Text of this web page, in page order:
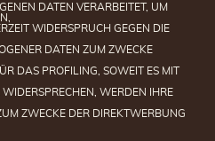
DATEN VERARBEITET, UM
WIDERSPRUCH GEGEN DIE
DATEN ZUM ZWECKE
DAS PROFILING, SOWEIT ES MIT
WERDEN IHRE
ZWECKE DER DIREKTWERBUNG